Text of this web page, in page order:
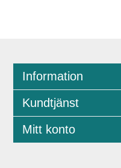
Information
Kundtjänst
Mitt konto